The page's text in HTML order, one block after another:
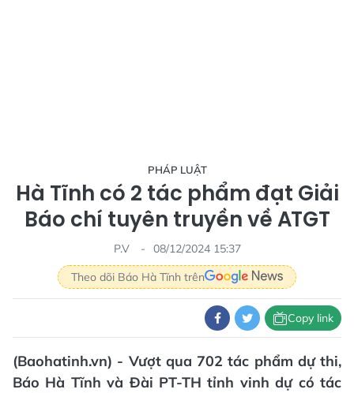
PHÁP LUẬT
Hà Tĩnh có 2 tác phẩm đạt Giải
Báo chí tuyên truyền về ATGT
P.V
08/12/2024 15:37
Theo dõi Báo Hà Tĩnh trên
Copy link
(Baohatinh.vn) - Vượt qua 702 tác phẩm dự thi,
Báo Hà Tĩnh và Đài PT-TH tỉnh vinh dự có tác